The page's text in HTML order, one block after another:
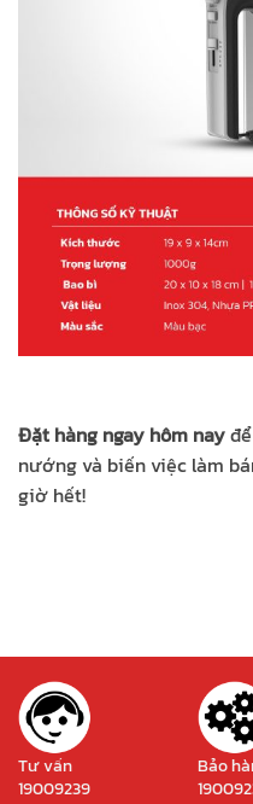
Đặt hàng ngay hôm nay
nướng và biến việc làm
giờ hết!
Tư vấn
19009239
Bảo